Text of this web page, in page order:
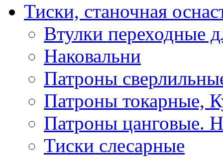
Тиски, станочная
Втулки переходные
Наковальни
Патроны
Патроны токарные,
Патроны цанговые.
Тиски слесарные